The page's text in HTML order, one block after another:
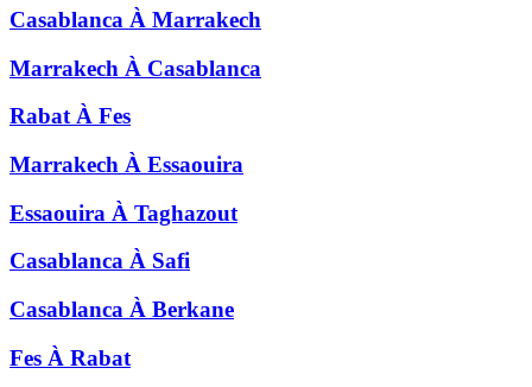
Casablanca À Marrakech
Marrakech À Casablanca
Rabat À Fes
Marrakech À Essaouira
Essaouira À Taghazout
Casablanca À Safi
Casablanca À Berkane
Fes À Rabat